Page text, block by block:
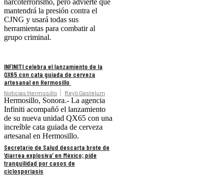
narcoterrorismo, pero advierte que
mantendrá la presión contra el
CJNG y usará todas sus
herramientas para combatir al
grupo criminal.
INFINITI celebra el lanzamiento de la
QX65 con cata guiada de cerveza
artesanal en Hermosillo
Noticias Hermosillo Reyli Gastelum
Hermosillo, Sonora.- La agencia
Infiniti acompañó el lanzamiento
de su nueva unidad QX65 con una
increíble cata guiada de cerveza
artesanal en Hermosillo.
Secretario de Salud descarta brote de
‘diarrea explosiva’ en México; pide
tranquilidad por casos de
ciclosporiasis